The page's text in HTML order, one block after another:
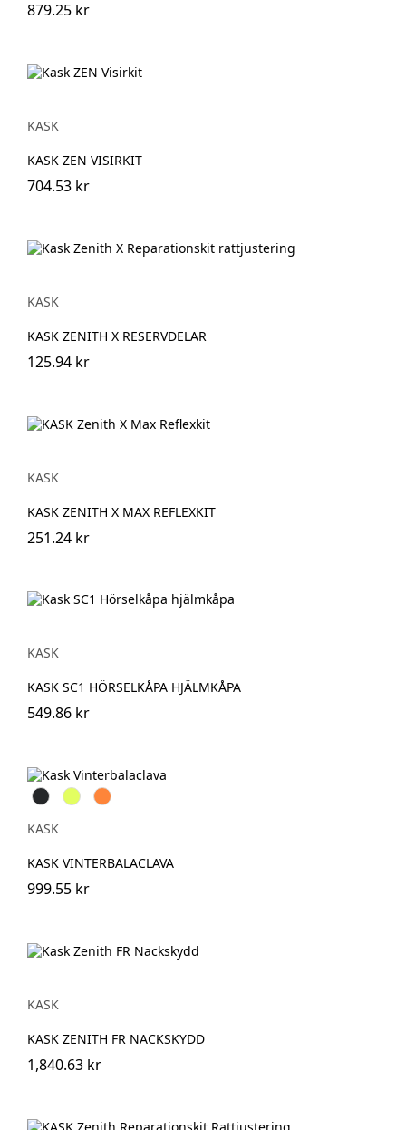
879.25 kr
KASK
KASK ZEN VISIRKIT
704.53 kr
KASK
KASK ZENITH X RESERVDELAR
125.94 kr
KASK
KASK ZENITH X MAX REFLEXKIT
251.24 kr
KASK
KASK SC1 HÖRSELKÅPA HJÄLMKÅPA
549.86 kr
Antracit
Hi-
Vis
Hi-
Vis
KASK
KASK VINTERBALACLAVA
999.55 kr
KASK
KASK ZENITH FR NACKSKYDD
1,840.63 kr